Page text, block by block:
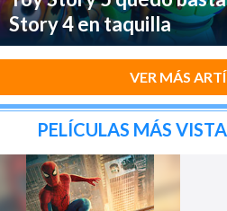
Story 4 en taquilla
VER MÁS
PELÍCULAS MÁS